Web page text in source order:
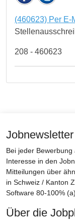
(460623) Per E-
208 - 460623
Bei jeder
Interesse in den
Mitteilungen über
in Schweiz / Kanton
Software 80-100%
Über die